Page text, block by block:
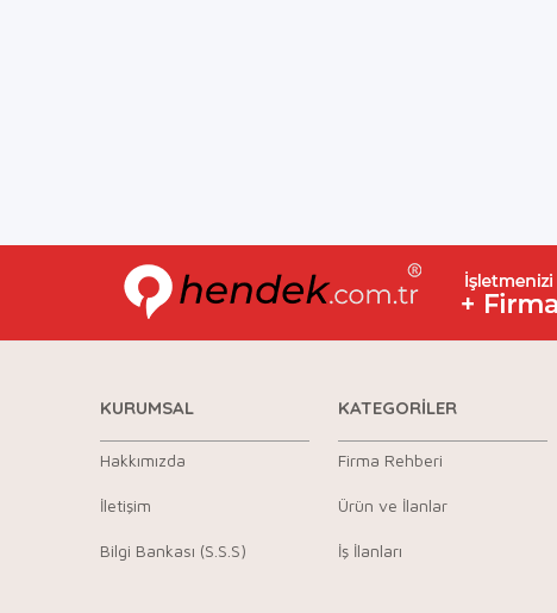
KURUMSAL
Hakkımızda
İletişim
Bilgi Bankası (S.S.S)
KATEGORİLER
Firma Rehberi
Ürün ve İlanlar
İş İlanları